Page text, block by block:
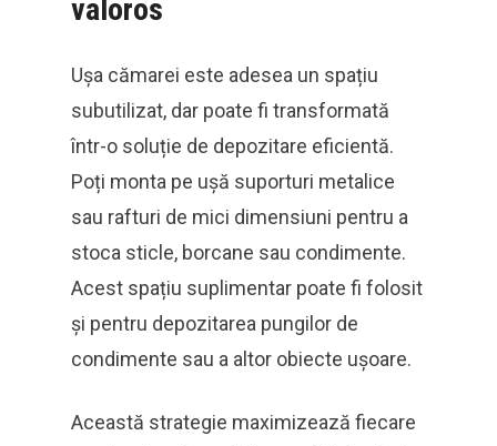
valoros
Ușa cămarei este adesea un spațiu
subutilizat, dar poate fi transformată
într-o soluție de depozitare eficientă.
Poți monta pe ușă suporturi metalice
sau rafturi de mici dimensiuni pentru a
stoca sticle, borcane sau condimente.
Acest spațiu suplimentar poate fi folosit
și pentru depozitarea pungilor de
condimente sau a altor obiecte ușoare.
Această strategie maximizează fiecare